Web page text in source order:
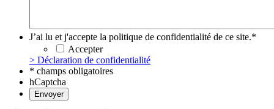
J’ai lu et j'accepte la politique de confidentialité de ce site.*
Accepter
> Déclaration de confidentialité
* champs obligatoires
hCaptcha